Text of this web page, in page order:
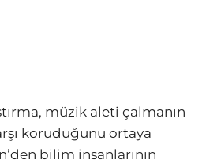
müzik aleti çalmanın
koruduğunu ortaya
bilim insanlarının